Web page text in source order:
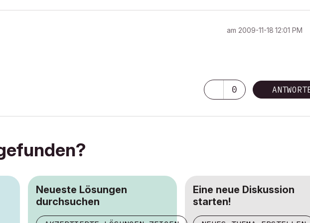
am ‎2009-11-18 12:01 PM
0
Neueste Lösungen
durchsuchen
Eine neue Diskussion
starten!